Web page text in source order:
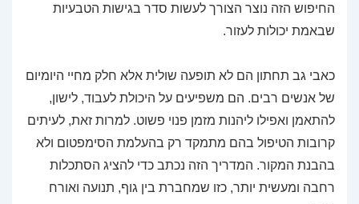
החיפוש הזה נוצר הצורך לעשות סדר בגישות הטבעיות
שבאמת יכולות לעזור.
כאבי גב תחתון הם לא תופעה שולית אלא חלק מחיי היומיום
של אנשים רבים. הם משפיעים על היכולת לעבוד, לישון,
להתאמן ואפילו ליהנות מזמן פנוי פשוט. למרות זאת, לעיתים
קרובות הטיפול בהם מתמקד רק בהעלמת הסימפטום ולא
בהבנת המקור. המדריך הזה נכתב כדי להציג הסתכלות
רחבה ומעשית יותר, כזו שמחברת בין גוף, תנועה ואורח